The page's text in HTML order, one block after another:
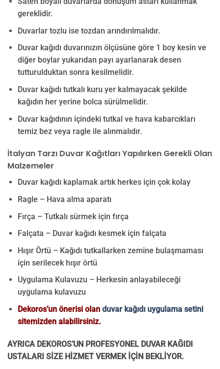
gereklidir.
Duvarlar tozlu ise tozdan arındırılmalıdır.
Duvar kağıdı duvarınızın ölçüsüne göre 1 boy kesin ve
diğer boylar yukarıdan payı ayarlanarak desen
tutturulduktan sonra kesilmelidir.
Duvar kağıdı tutkalı kuru yer kalmayacak şekilde
kağıdın her yerine bolca sürülmelidir.
Duvar kağıdının içindeki tutkal ve hava kabarcıkları
temiz bez veya ragle ile alınmalıdır.
İtalyan Tarzı Duvar Kağıtları Yapılırken Gerekli Olan
Malzemeler
Duvar kağıdı kaplamak artık herkes için çok kolay
Ragle – Hava alma aparatı
Fırça – Tutkalı sürmek için fırça
Falçata – Duvar kağıdı kesmek için falçata
Hışır Örtü – Kağıdı tutkallarken zemine bulaşmaması
için serilecek hışır örtü
Uygulama Kulavuzu – Herkesin anlayabileceği
uygulama kulavuzu
Dekoros’un önerisi olan duvar kağıdı uygulama setini
sitemizden alabilirsiniz.
AYRICA DEKOROS’UN PROFESYONEL DUVAR KAĞIDI
USTALARI SİZE HİZMET VERMEK İÇİN BEKLİYOR.